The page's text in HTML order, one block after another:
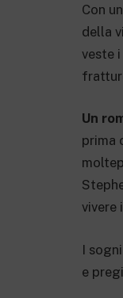
Con
della
veste
Un
prima
vivere
I
e